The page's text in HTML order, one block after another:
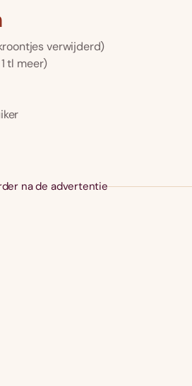
verwijderd)
tl meer)
na de advertentie